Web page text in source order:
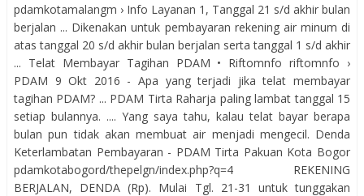
pdamkotamalangm › Info Layanan 1, Tanggal 21 s/d akhir bulan
berjalan ... Dikenakan untuk pembayaran rekening air minum di
atas tanggal 20 s/d akhir bulan berjalan serta tanggal 1 s/d akhir
... Telat Membayar Tagihan PDAM • Riftomnfo riftomnfo ›
PDAM 9 Okt 2016 - Apa yang terjadi jika telat membayar
tagihan PDAM? ... PDAM Tirta Raharja paling lambat tanggal 15
setiap bulannya. .... Yang saya tahu, kalau telat bayar berapa
bulan pun tidak akan membuat air menjadi mengecil. Denda
Keterlambatan Pembayaran - PDAM Tirta Pakuan Kota Bogor
pdamkotabogord/thepelgn/index.php?q=4 REKENING
BERJALAN, DENDA (Rp). Mulai Tgl. 21-31 untuk tunggakan